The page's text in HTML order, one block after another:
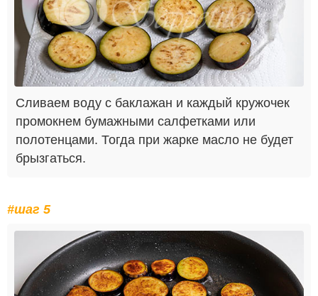
Сливаем воду с баклажан и каждый кружочек
промокнем бумажными салфетками или
полотенцами. Тогда при жарке масло не будет
брызгаться.
#шаг 5